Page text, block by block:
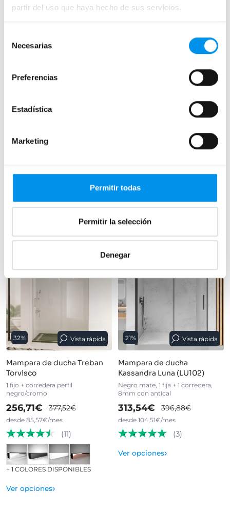
partir del uso que haya hecho de sus servicios.
Necesarias
Preferencias
Estadística
Marketing
Permitir todas
Permitir la selección
Denegar
Plata brillo, Frontal (1 fijo + 2
319,40€
(14)
Vista rápida
Kassandra Delta (DE100)
Frontal (2 fijos + 2 correderas) 6
470,69€
(19)
Ver opciones
32% Vista rápida
Mampara de ducha Treban
Torvisco
1 fijo + corredera perfil
negro/cromo
256,71€ 377,52€
desde 85,57€/mes
(11)
+ 1 COLORES DISPONIBLES
Ver opciones›
21% Vista rápida
Mampara de ducha
Kassandra Luna (LU102)
Negro mate, 1 fija + 1 corredera,
8mm con antical
313,54€ 396,88€
desde 104,51€/mes
(3)
Ver opciones›